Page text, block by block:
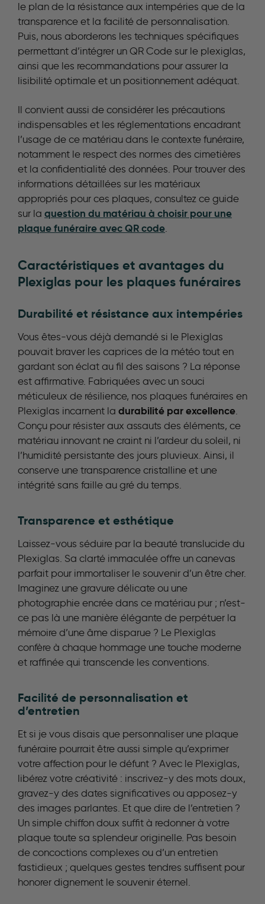
le plan de la résistance aux intempéries que de la
transparence et la facilité de personnalisation.
Puis, nous aborderons les techniques spécifiques
permettant d’intégrer un QR Code sur le plexiglas,
ainsi que les recommandations pour assurer la
lisibilité optimale et un positionnement adéquat.
Il convient aussi de considérer les précautions
indispensables et les réglementations encadrant
l’usage de ce matériau dans le contexte funéraire,
notamment le respect des normes des cimetières
et la confidentialité des données. Pour trouver des
informations détaillées sur les matériaux
appropriés pour ces plaques, consultez ce guide
sur la question du matériau à choisir pour une
plaque funéraire avec QR code
Caractéristiques et avantages du
Plexiglas pour les plaques funéraires
Durabilité et résistance aux intempéries
Vous êtes-vous déjà demandé si le Plexiglas
pouvait braver les caprices de la météo tout en
gardant son éclat au fil des saisons ? La réponse
est affirmative. Fabriquées avec un souci
méticuleux de résilience, nos plaques funéraires en
Plexiglas incarnent la durabilité par excellence
Conçu pour résister aux assauts des éléments, ce
matériau innovant ne craint ni l’ardeur du soleil, ni
l’humidité persistante des jours pluvieux. Ainsi, il
conserve une transparence cristalline et une
intégrité sans faille au gré du temps.
Transparence et esthétique
Laissez-vous séduire par la beauté translucide du
Plexiglas. Sa clarté immaculée offre un canevas
parfait pour immortaliser le souvenir d’un être cher.
Imaginez une gravure délicate ou une
photographie encrée dans ce matériau pur ; n’est-
ce pas là une manière élégante de perpétuer la
mémoire d’une âme disparue ? Le Plexiglas
confère à chaque hommage une touche moderne
et raffinée qui transcende les conventions.
Facilité de personnalisation et
d’entretien
Et si je vous disais que personnaliser une plaque
funéraire pourrait être aussi simple qu’exprimer
votre affection pour le défunt ? Avec le Plexiglas,
libérez votre créativité : inscrivez-y des mots doux,
gravez-y des dates significatives ou apposez-y
des images parlantes. Et que dire de l’entretien ?
Un simple chiffon doux suffit à redonner à votre
plaque toute sa splendeur originelle. Pas besoin
de concoctions complexes ou d’un entretien
fastidieux ; quelques gestes tendres suffisent pour
honorer dignement le souvenir éternel.